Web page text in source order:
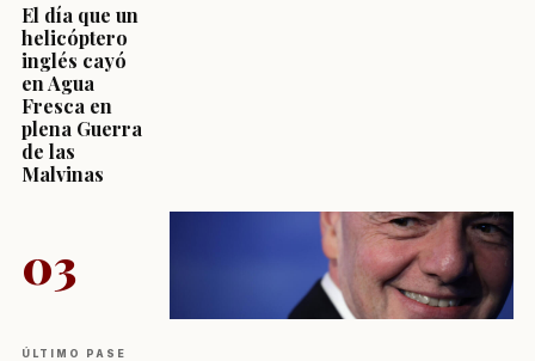
El día que un
helicóptero
inglés cayó
en Agua
Fresca en
plena Guerra
de las
Malvinas
03
ÚLTIMO PASE